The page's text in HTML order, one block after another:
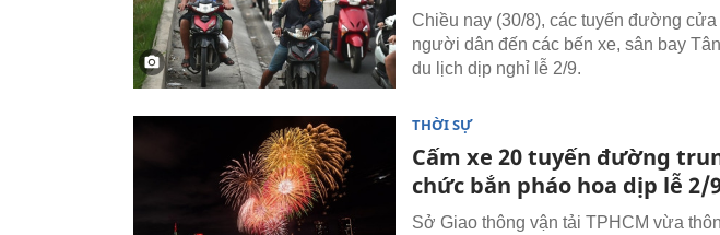
Chiều nay (30/8), các tuyến đường
người dân đến các bến xe, sân bay
du lịch dịp nghỉ lễ 2/9.
THỜI SỰ
Cấm xe 20 tuyến đường
chức bắn pháo hoa dịp lễ 2/
Sở Giao thông vận tải TPHCM vừa